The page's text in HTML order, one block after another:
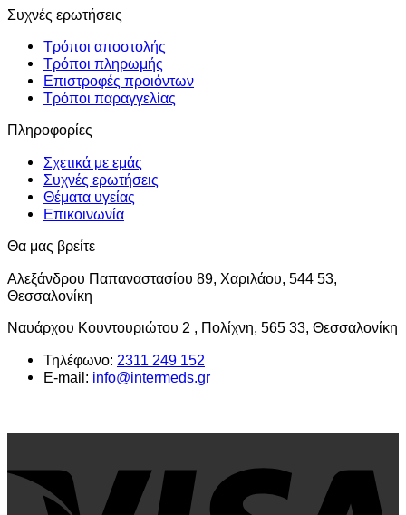
παραλλαγές.
επιλογές
μπορούν
επιλεγούν
στη
σελίδα
προϊόντος
Συχνές ερωτήσεις
Τρόποι αποστολής
Τρόποι πληρωμής
Επιστροφές προιόντων
Τρόποι παραγγελίας
Πληροφορίες
Σχετικά με εμάς
Συχνές ερωτήσεις
Θέματα υγείας
Επικοινωνία
Θα μας βρείτε
Αλεξάνδρου Παπαναστασίου 89, Χαριλάου, 544 53,
Θεσσαλονίκη
Ναυάρχου Κουντουριώτου 2 , Πολίχνη, 565 33, Θεσσαλονίκη
Τηλέφωνο: 2311 249 152
E-mail: info@intermeds.gr